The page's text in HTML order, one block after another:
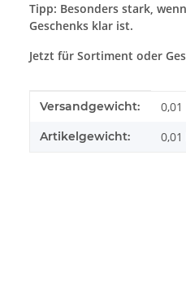
Tipp: Besonders stark,
Geschenks klar ist.
Jetzt für Sortiment oder
Produkteigenschaft
Wert
Versandgewicht: 0,01
Artikelgewicht: 0,01